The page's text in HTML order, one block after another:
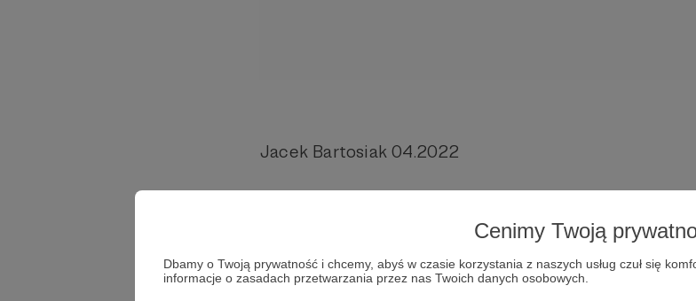
Cenimy Twoją
Dbamy o Twoją prywatność i chcemy, abyś w czasie korzystania z naszych usług czuł się
informacje o zasadach przetwarzania przez nas Twoich danych osobowych.
Jacek Bartosiak 04.2022
Jacek Bartosiak